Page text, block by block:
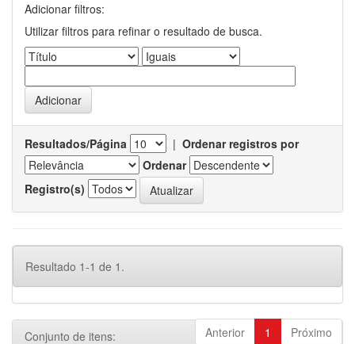
Adicionar filtros:
Utilizar filtros para refinar o resultado de busca.
Resultados/Página | Ordenar registros por
Ordenar
Registro(s)
Resultado 1-1 de 1.
Anterior 1 Próximo
Conjunto de itens: